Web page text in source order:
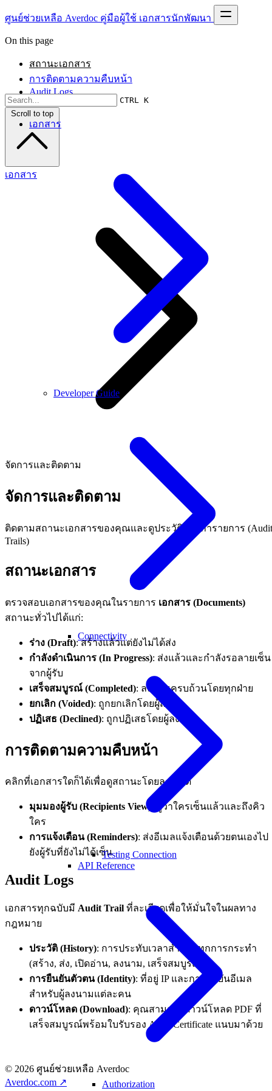
ศูนย์ช่วยเหลือ Averdoc คู่มือผู้ใช้ เอกสารนักพัฒนา
CTRL K
เอกสาร
Developer Guide
Connectivity
Testing Connection
API Reference
Authorization
On this page
สถานะเอกสาร
การติดตามความคืบหน้า
Audit Logs
Scroll to top
เอกสาร
จัดการและติดตาม
จัดการและติดตาม
ติดตามสถานะเอกสารของคุณและดูประวัติการทำรายการ (Audit
Trails)
สถานะเอกสาร
ตรวจสอบเอกสารของคุณในรายการ เอกสาร (Documents)
สถานะทั่วไปได้แก่:
ร่าง (Draft): สร้างแล้วแต่ยังไม่ได้ส่ง
กำลังดำเนินการ (In Progress): ส่งแล้วและกำลังรอลายเซ็น
จากผู้รับ
เสร็จสมบูรณ์ (Completed): ลงนามครบถ้วนโดยทุกฝ่าย
ยกเลิก (Voided): ถูกยกเลิกโดยผู้ส่ง
ปฏิเสธ (Declined): ถูกปฏิเสธโดยผู้ลงนาม
การติดตามความคืบหน้า
คลิกที่เอกสารใดก็ได้เพื่อดูสถานะโดยละเอียด
มุมมองผู้รับ (Recipients View)
: ดูว่าใครเซ็นแล้วและถึงคิว
ใคร
การแจ้งเตือน (Reminders): ส่งอีเมลแจ้งเตือนด้วยตนเองไป
ยังผู้รับที่ยังไม่ได้เซ็น
Audit Logs
เอกสารทุกฉบับมี Audit Trail ที่ละเอียดเพื่อให้มั่นใจในผลทาง
กฎหมาย
ประวัติ (History): การประทับเวลาสำหรับทุกการกระทำ
(สร้าง, ส่ง, เปิดอ่าน, ลงนาม, เสร็จสมบูรณ์)
การยืนยันตัวตน (Identity): ที่อยู่ IP และการยืนยันอีเมล
สำหรับผู้ลงนามแต่ละคน
ดาวน์โหลด (Download): คุณสามารถดาวน์โหลด PDF ที่
เสร็จสมบูรณ์พร้อมใบรับรอง Audit Certificate แนบมาด้วย
© 2026 ศูนย์ช่วยเหลือ Averdoc
Averdoc.com ↗